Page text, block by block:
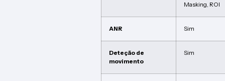
Masking, ROI
ANR Sim
Deteção de
movimento
Sim